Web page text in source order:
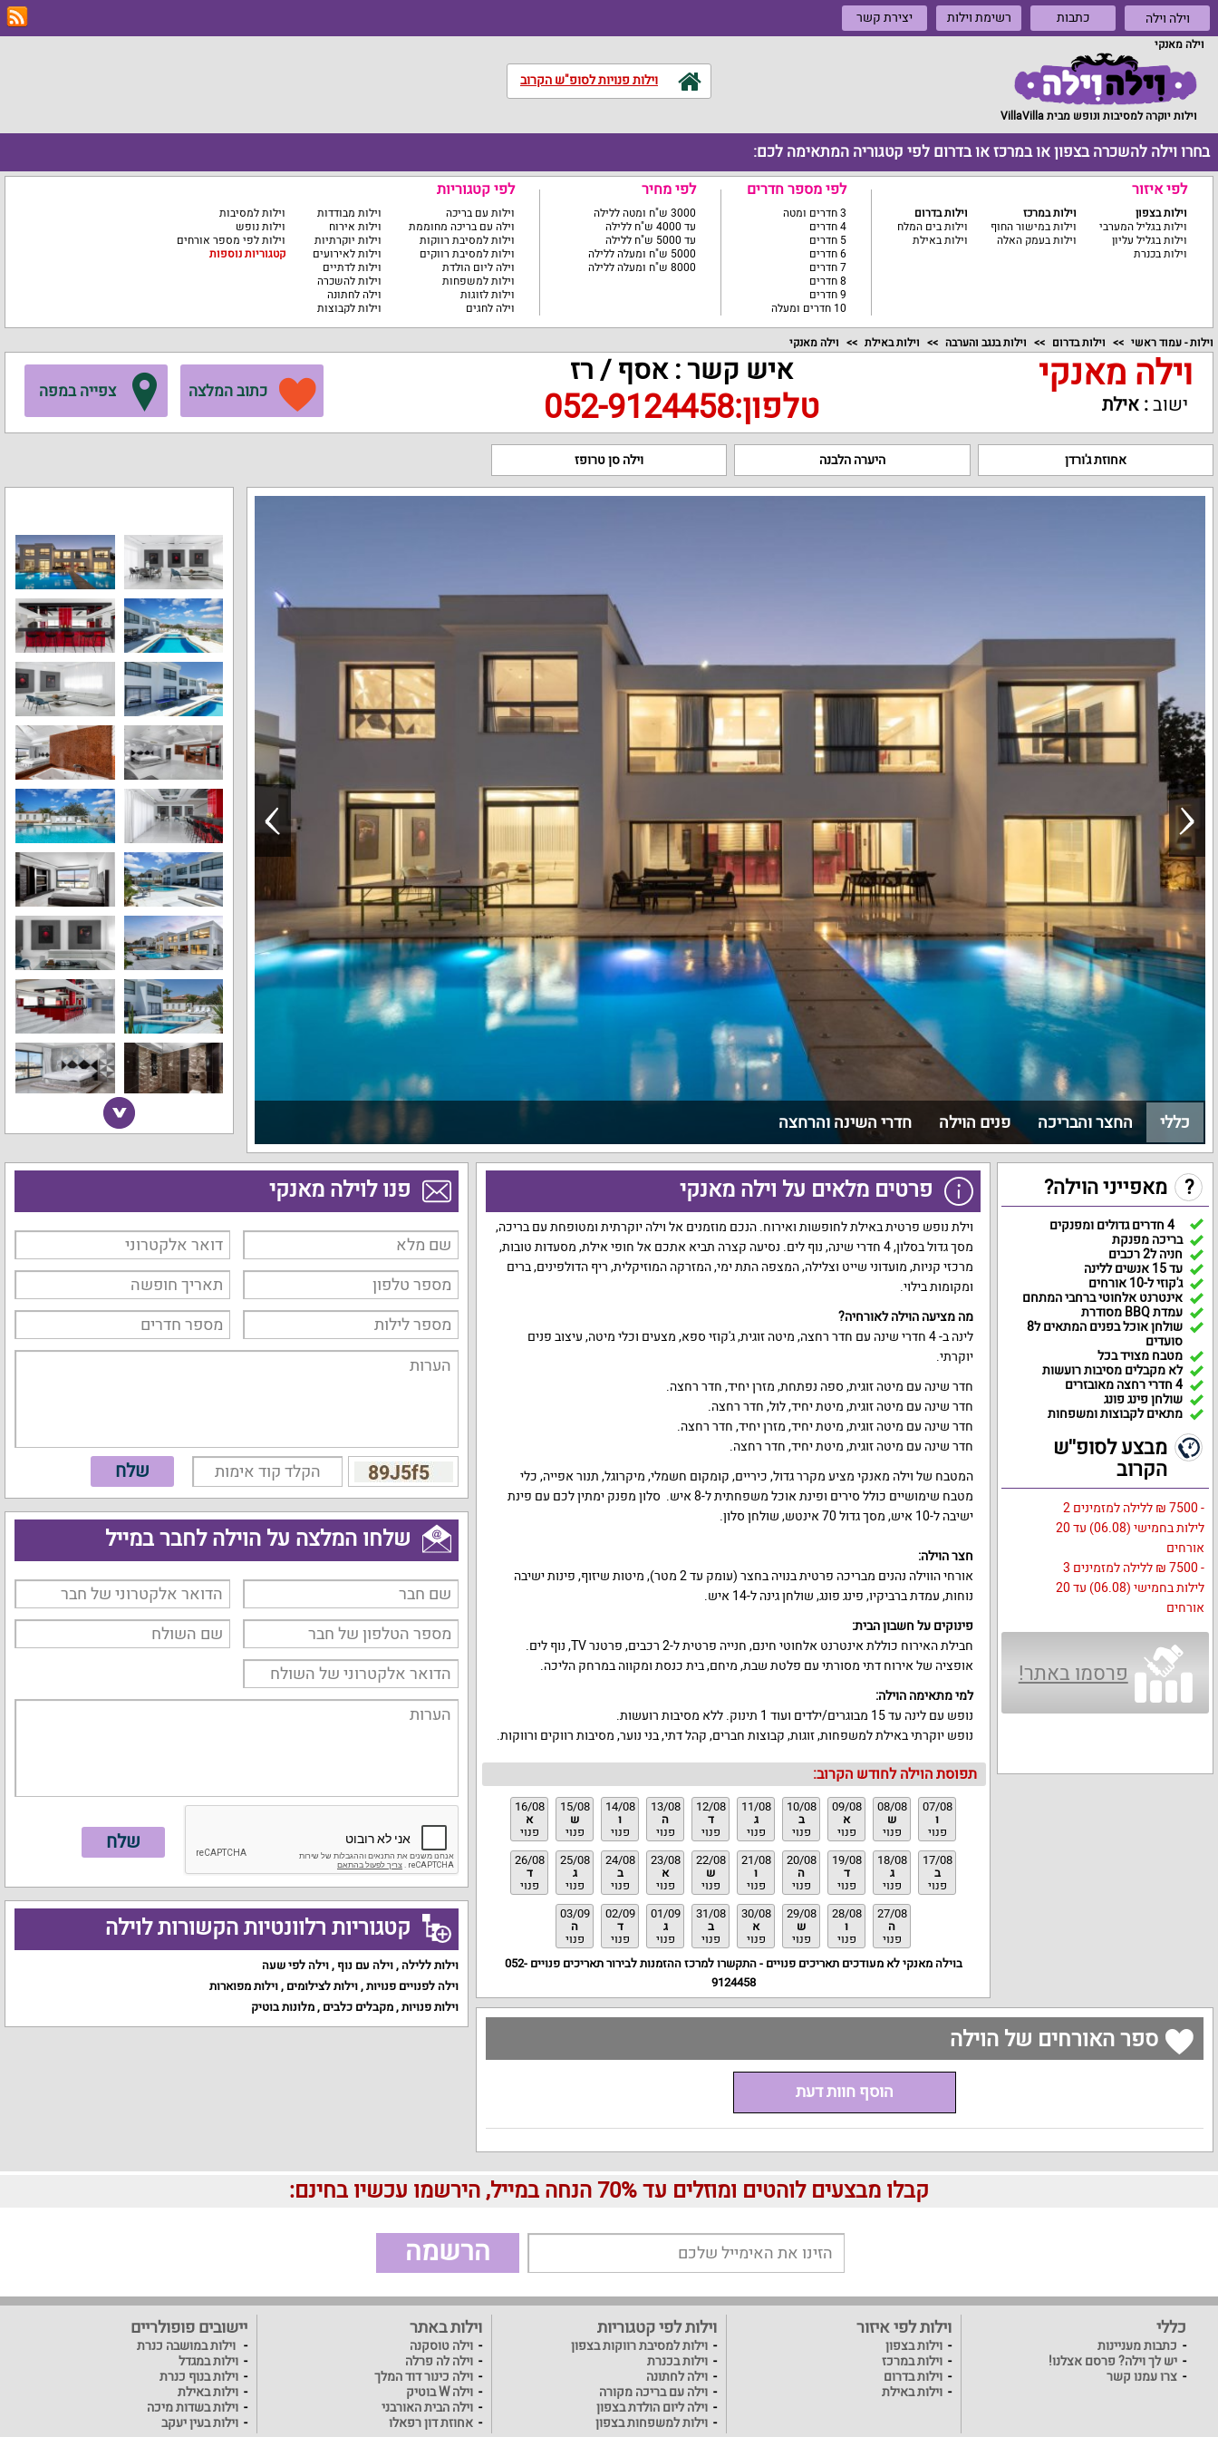
וילה וילה כתבות רשימת וילות יצירת קשר
וילה מאנקי
וילות פנויות לסופ"ש הקרוב
וילות יוקרה למסיבות ונופש מבית VillaVilla
בחרו וילה להשכרה בצפון או במרכז או בדרום לפי קטגוריה המתאימה לכם:
לפי איזור
וילות בצפון
וילות בגליל המערבי
וילות בגליל עליון
וילות בכנרת
וילות במרכז
וילות במישור החוף
וילות בעמק האלה
וילות בדרום
וילות בים המלח
וילות באילת
לפי מספר חדרים
3 חדרים ומטה
4 חדרים
5 חדרים
6 חדרים
7 חדרים
8 חדרים
9 חדרים
10 חדרים ומעלה
לפי מחיר
3000 ש"ח ומטה ללילה
עד 4000 ש"ח ללילה
עד 5000 ש"ח ללילה
5000 ש"ח ומעלה ללילה
8000 ש"ח ומעלה ללילה
לפי קטגוריות
וילות עם בריכה
וילה עם בריכה מחוממת
וילות למסיבת רווקות
וילות למסיבת רווקים
וילה ליום הולדת
וילות למשפחות
וילות לזוגות
וילה לחגים
וילות מבודדות
וילות אירוח
וילות יוקרתיות
וילות לאירועים
וילות לדתיים
וילות להשכרה
וילה לחתונה
וילות לקבוצות
וילות למסיבות
וילות נופש
וילות לפי מספר אורחים
קטגוריות נוספות
וילות - עמוד ראשי וילות בדרום וילות בנגב והערבה וילות באילת וילה מאנקי
כתוב המלצה צפייה במפה וילה מאנקי
ישוב: אילת
איש קשר : אסף / רז
טלפון:052-9124458
אחוזת ג'ורדן היערה הלבנה וילה סן טרופז
כללי החצר והבריכה פנים הוילה חדרי השינה והרחצה
? מאפייני הוילה?
4 חדרים גדולים ומפנקים
בריכה מפנקת
חניה ל2 רכבים
עד 15 אנשים ללינה
ג'קוזי ל-10 אורחים
אינטרנט אלחוטי ברחבי המתחם
עמדת BBQ מסודרת
שולחן אוכל בפנים המתאים ל8
סועדים
מטבח מצויד בכל
לא מקבלים מסיבות רועשות
4 חדרי רחצה מאובזרים
שולחן פינג פונג
מתאים לקבוצות ומשפחות
מבצע לסופ''ש
הקרוב
- 7500 ₪ ללילה למזמינים 2
לילות בחמישי (06.08) עד 20
אורחים
- 7500 ₪ ללילה למזמינים 3
לילות בחמישי (06.08) עד 20
אורחים
פרסמו באתר!
פרטים מלאים על וילה מאנקי
וילת נופש פרטית באילת לחופשות ואירוח. הנכם מוזמנים אל וילה יוקרתית ומטופחת עם בריכה,
מסך גדול בסלון, 4 חדרי שינה, נוף לים. נסיעה קצרה תביא אתכם אל חופי אילת, מסעדות טובות,
מרכזי קניות, מועדוני שייט וצלילה, המצפה התת ימי, המזרקה המוזיקלית, ריף הדולפינים, ברים
ומקומות בילוי.
מה מציעה הוילה לאורחיה?
לינה ב- 4 חדרי שינה עם חדר רחצה, מיטה זוגית, ג'קוזי ספא, מצעים וכלי מיטה, עיצוב פנים
יוקרתי.
חדר שינה עם מיטה זוגית, ספה נפתחת, מזרן יחיד, חדר רחצה.
חדר שינה עם מיטה זוגית, מיטת יחיד, לול, חדר רחצה.
חדר שינה עם מיטה זוגית, מיטת יחיד, מזרן יחיד, חדר רחצה.
חדר שינה עם מיטה זוגית, מיטת יחיד, חדר רחצה.
המטבח של וילה מאנקי מציע מקרר גדול, כיריים, קומקום חשמלי, מיקרוגל, תנור אפייה, כלי
מטבח שימושיים כולל סירים ופינת אוכל משפחתית ל-8 איש. סלון מפנק ימתין לכם עם פינת
ישיבה ל-10 איש, מסך גדול 70 אינטש, שולחן סלון.
חצר הוילה:
אורחי הווילה נהנים מבריכה פרטית בנויה בחצר (עומק עד 2 מטר), מיטות שיזוף, פינות ישיבה
נוחות, עמדת ברביקיו, פינג פונג, שולחן גינה ל-14 איש.
פינוקים על חשבון הבית:
חבילת האירוח כוללת אינטרנט אלחוטי חינם, חנייה פרטית ל-2 רכבים, פרטנר TV, נוף לים.
אופציה של אירוח דתי מסורתי עם פלטת שבת, מיחם, בית כנסת ומקווה במרחק הליכה.
למי מתאימה הוילה:
נופש עם לינה עד 15 מבוגרים/ילדים ועוד 1 תינוק. ללא מסיבות רועשות.
נופש יוקרתי באילת למשפחות, זוגות, קבוצות חברים, קהל דתי, בני נוער, מסיבות רווקים ורווקות.
תפוסת הוילה לחודש הקרוב:
07/08
ו
פנוי
08/08
ש
פנוי
09/08
א
פנוי
10/08
ב
פנוי
11/08
ג
פנוי
12/08
ד
פנוי
13/08
ה
פנוי
14/08
ו
פנוי
15/08
ש
פנוי
16/08
א
פנוי
17/08
ב
פנוי
18/08
ג
פנוי
19/08
ד
פנוי
20/08
ה
פנוי
21/08
ו
פנוי
22/08
ש
פנוי
23/08
א
פנוי
24/08
ב
פנוי
25/08
ג
פנוי
26/08
ד
פנוי
27/08
ה
פנוי
28/08
ו
פנוי
29/08
ש
פנוי
30/08
א
פנוי
31/08
ב
פנוי
01/09
ג
פנוי
02/09
ד
פנוי
03/09
ה
פנוי
בוילה מאנקי לא מעודכים תאריכים פנויים - התקשרו למרכז ההזמנות לבירור תאריכים פנויים052-
9124458
פנו לוילה מאנקי
שלחו המלצה על הוילה לחבר במייל
קטגוריות רלוונטיות הקשורות לוילה
וילות ללילה ,וילה עם נוף ,וילה לפי שעה
וילה לפנויים פנויות,וילות לצילומים ,וילות מפוארות
וילות פנויות,מקבלים כלבים ,מלונות בוטיק
ספר האורחים של הוילה
הוסף חוות דעת
קבלו מבצעים לוהטים ומוזלים עד 70% הנחה במייל, הירשמו עכשיו בחינם:
הרשמה
כללי
כתבות מעניינות
יש לך וילה? פרסם אצלנו!
צרו עמנו קשר
וילות לפי איזור
וילות בצפון
וילות במרכז
וילות בדרום
וילות באילת
וילות לפי קטגוריות
וילות למסיבת רווקות בצפון
וילות בכנרת
וילה לחתונה
וילה עם בריכה מקורה
וילה ליום הולדת בצפון
וילות למשפחות בצפון
וילות באתר
וילה טוסקנה
וילה לה פרלה
וילה כינור דוד המלך
וילה W בוטיק
וילה הבית האורבני
אחוזת דון רפאלו
יישובים פופולריים
וילות במושבה כנרת
וילות במגדל
וילות בנוף כנרת
וילות באילת
וילות בשדות מיכה
וילות בעין יעקב